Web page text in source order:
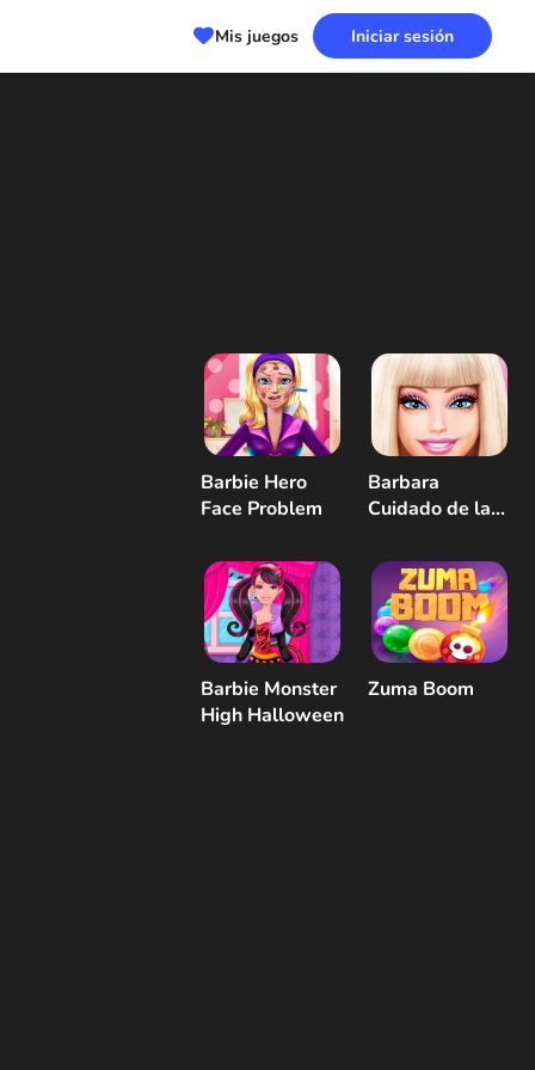
Mis juegos Iniciar sesión
Barbie Hero
Face Problem
Barbara
Cuidado de la
Barbie Monster
High Halloween
Zuma Boom